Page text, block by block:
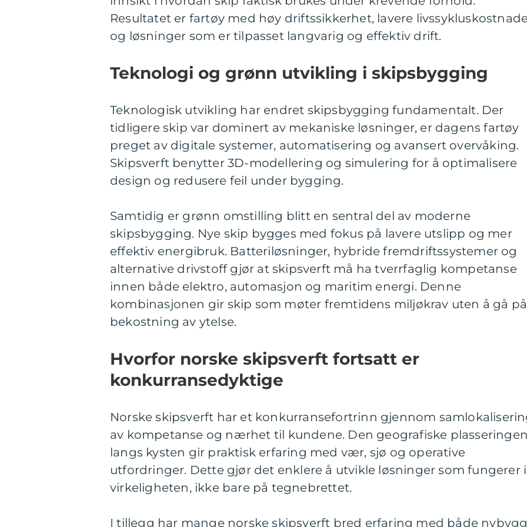
Resultatet er fartøy med høy driftssikkerhet, lavere
og løsninger som er tilpasset langvarig og effektiv drift.
Teknologi og grønn utvikling i skipsbygging
Teknologisk utvikling har endret skipsbygging fundamentalt. Der
tidligere skip var dominert av mekaniske løsninger, er dagens fartøy
preget av digitale systemer, automatisering og avansert overvåking.
Skipsverft benytter 3D-modellering og simulering for å optimalisere
design og redusere feil under bygging.
Samtidig er grønn omstilling blitt en sentral del av moderne
skipsbygging. Nye skip bygges med fokus på lavere utslipp og mer
effektiv energibruk. Batteriløsninger, hybride fremdriftssystemer og
alternative drivstoff gjør at skipsverft må ha tverrfaglig kompetanse
innen både elektro, automasjon og maritim energi. Denne
kombinasjonen gir skip som møter fremtidens miljøkrav uten å gå på
bekostning av ytelse.
Hvorfor norske skipsverft fortsatt er
konkurransedyktige
Norske skipsverft har et konkurransefortrinn gjennom
av kompetanse og nærhet til kundene. Den geografiske
langs kysten gir praktisk erfaring med vær, sjø og operative
utfordringer. Dette gjør det enklere å utvikle løsninger som fungerer i
virkeligheten, ikke bare på tegnebrettet.
I tillegg har mange norske skipsverft bred erfaring med både